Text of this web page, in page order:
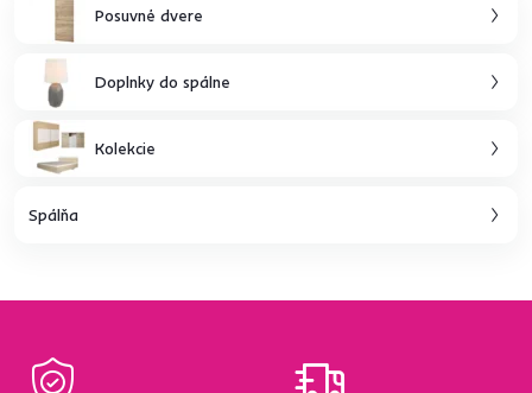
Posuvné dvere
Doplnky do spálne
Kolekcie
Spálňa